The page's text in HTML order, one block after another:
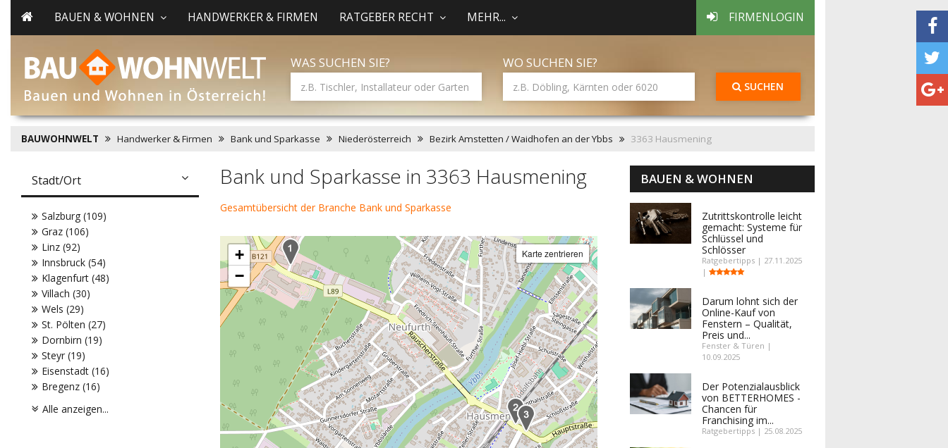
BAUEN & WOHNEN HANDWERKER & FIRMEN RATGEBER RECHT MEHR... FIRMENLOGIN
WAS SUCHEN SIE? WO SUCHEN SIE?
SUCHEN
BAUWOHNWELT Handwerker & Firmen Bank und Sparkasse Niederösterreich Bezirk Amstetten / Waidhofen an der Ybbs 3363 Hausmening
Bank und Sparkasse in 3363 Hausmening
Gesamtübersicht der Branche Bank und Sparkasse
+
−
Karte zentrieren
Stadt/Ort
Salzburg (109)
Graz (106)
Linz (92)
Innsbruck (54)
Klagenfurt (48)
Villach (30)
Wels (29)
St. Pölten (27)
Dornbirn (19)
Steyr (19)
Eisenstadt (16)
Bregenz (16)
Alle anzeigen...
BAUEN & WOHNEN
Zutrittskontrolle leicht
gemacht: Systeme für
Schlüssel und
Schlösser
Ratgebertipps | 27.11.2025
|
Darum lohnt sich der
Online-Kauf von
Fenstern – Qualität,
Preis und...
Fenster & Türen |
10.09.2025
Der Potenzialausblick
von BETTERHOMES -
Chancen für
Franchising im...
Ratgebertipps | 25.08.2025